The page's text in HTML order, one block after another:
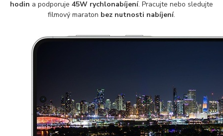
hodin a podporuje 45W rychlonabíjení. Pracujte nebo sledujte
filmový maraton bez nutnosti nabíjení.